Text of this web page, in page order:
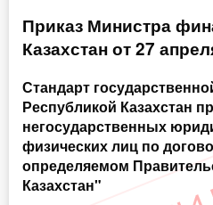
Библиотека бухгалтера
Вебинары
Справочник бухгалтера
Участник ВЭД
Приказ Министра
Казахстан от 27
Стандарт
Республикой Казахстан
негосударственных
физических лиц по
определяемом
Казахстан"